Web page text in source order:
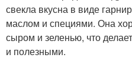
свекла вкусна в виде
маслом и специями. Она
сыром и зеленью, что
и полезными.